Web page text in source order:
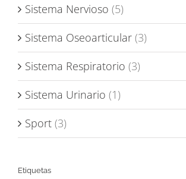
Sistema Nervioso (5)
Sistema Oseoarticular (3)
Sistema Respiratorio (3)
Sistema Urinario (1)
Sport (3)
Etiquetas